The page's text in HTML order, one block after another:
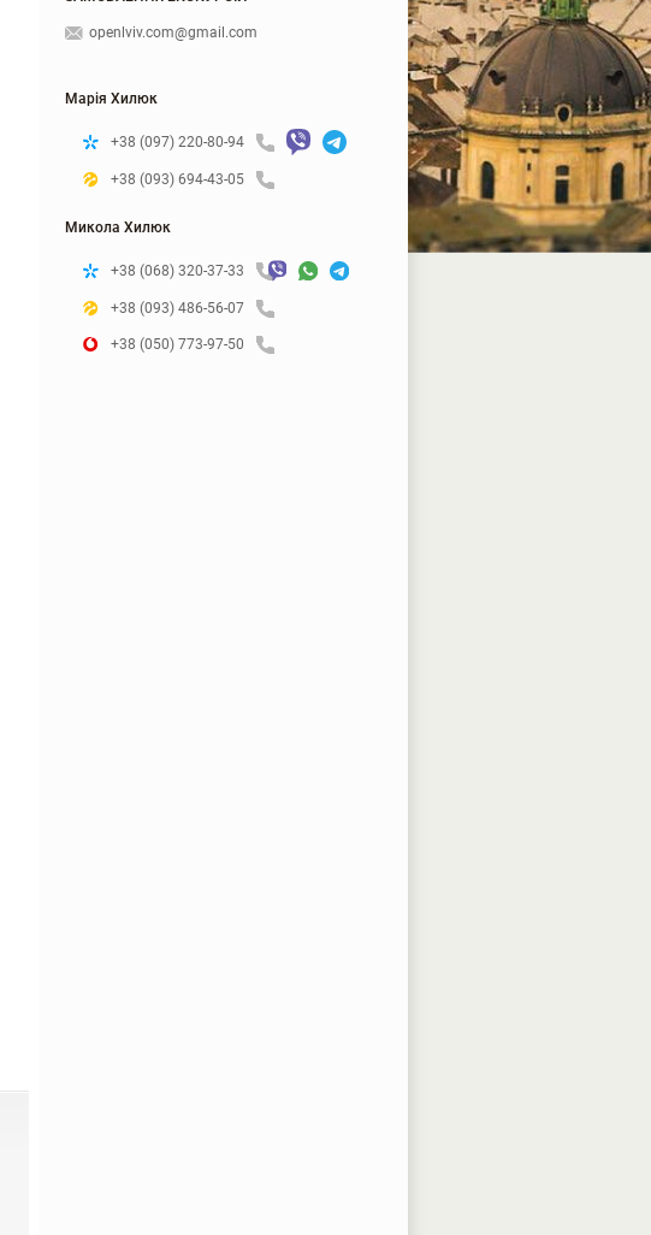
openlviv.com@gmail.com
Марія Хилюк
+38 (097) 220-80-94
+38 (093) 694-43-05
Микола Хилюк
+38 (068) 320-37-33
+38 (093) 486-56-07
+38 (050) 773-97-50